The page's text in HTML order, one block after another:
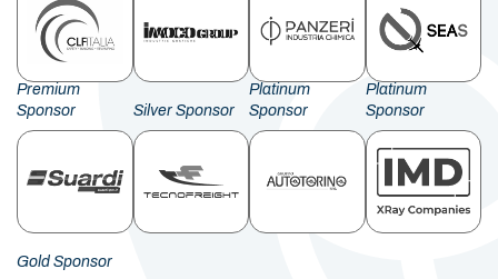
Premium
Sponsor
Silver Sponsor
Platinum
Sponsor
Platinum
Sponsor
Gold Sponsor